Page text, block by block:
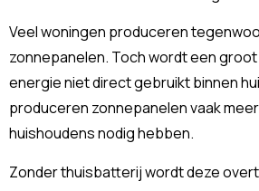
Veel woningen produceren
zonnepanelen. Toch wordt een groot
energie niet direct gebruikt binnen
produceren zonnepanelen vaak
huishoudens nodig hebben.
Zonder thuisbatterij wordt deze